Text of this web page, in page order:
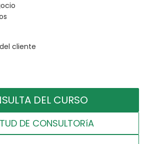
cliente
DEL CURSO
DE CONSULTORíA